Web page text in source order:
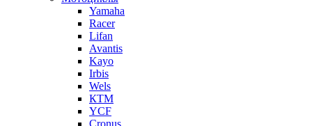
Yamaha
Racer
Lifan
Avantis
Kayo
Irbis
Wels
КТМ
YCF
Cronus